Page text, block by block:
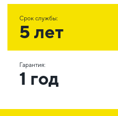
Срок службы:
5 лет
Гарантия:
1 год